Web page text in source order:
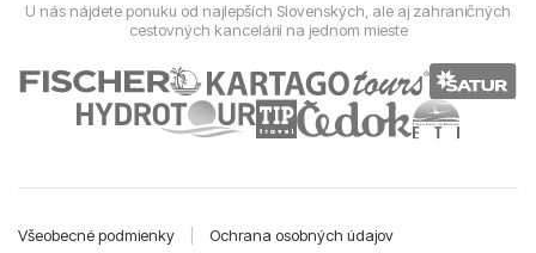
U nás nájdete ponuku od najlepších Slovenských, ale aj zahraničných
cestovných kancelárií na jednom mieste
Všeobecné podmienky Ochrana osobných údajov